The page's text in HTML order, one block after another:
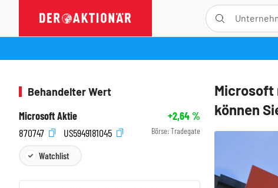
Microsoft
können
Behandelter Wert
Microsoft Aktie
+2,64%
870747
US5949181045 Börse: Tradegate
Watchlist